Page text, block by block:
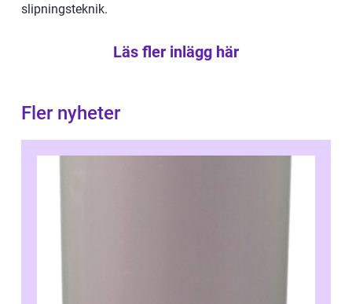
slipningsteknik.
Läs fler inlägg här
Fler nyheter